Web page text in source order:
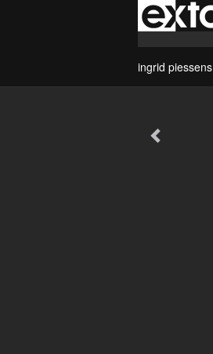
ingrid piessens